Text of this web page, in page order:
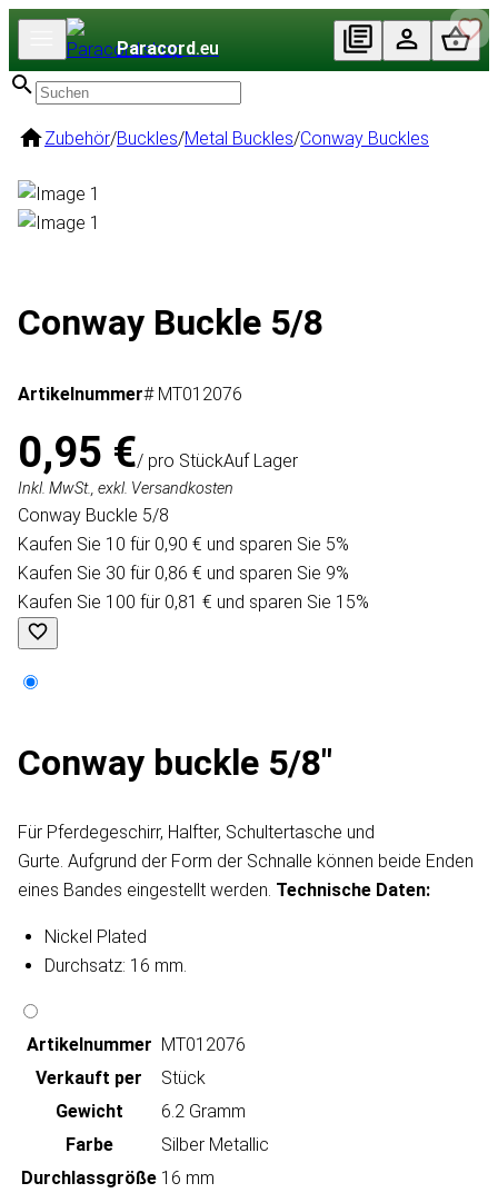
Paracord.eu
Zubehör/Buckles/Metal Buckles/Conway Buckles
Conway Buckle 5/8
Artikelnummer# MT012076
0,95 €/ pro StückAuf Lager
Inkl. MwSt., exkl. Versandkosten
Conway Buckle 5/8
Kaufen Sie 10 für 0,90 € und sparen Sie 5%
Kaufen Sie 30 für 0,86 € und sparen Sie 9%
Kaufen Sie 100 für 0,81 € und sparen Sie 15%
Conway buckle 5/8"
Für Pferdegeschirr, Halfter, Schultertasche und
Gurte. Aufgrund der Form der Schnalle können beide Enden
eines Bandes eingestellt werden. Technische Daten:
Nickel Plated
Durchsatz: 16 mm.
Artikeln‌ummer MT012076
Verkauft per
Stück
Gewicht
6.2 Gramm
Farbe
Silber Metallic
Durchlassgröße 16 mm